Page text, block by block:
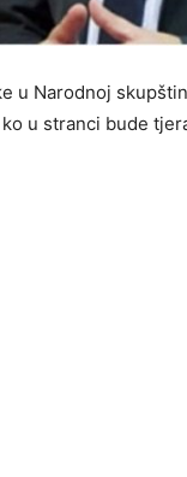
u Narodnoj
u stranci bude